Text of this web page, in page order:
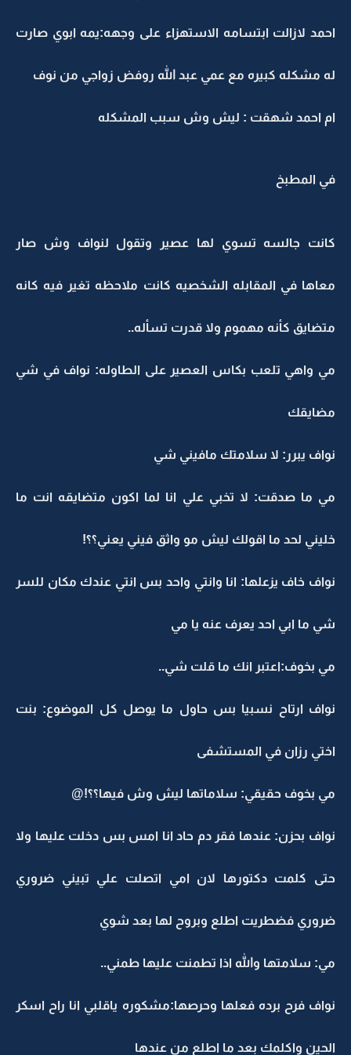
احمد لازالت ابتسامه الاستهزاء على وجهه:يمه ابوي صارت
له مشكله كبيره مع عمي عبد الله روفض زواجي من نوف
ام احمد شهقت : ليش وش سبب المشكله
في المطبخ
كانت جالسه تسوي لها عصير وتقول لنواف وش صار
معاها في المقابله الشخصيه كانت ملاحظه تغير فيه كانه
متضايق كأنه مهموم ولا قدرت تسأله..
مي واهي تلعب بكاس العصير على الطاوله: نواف في شي
مضايقك
نواف يبرر: لا سلامتك مافيني شي
مي ما صدقت: لا تخبي علي انا لما اكون متضايقه انت ما
خليني لحد ما اقولك ليش مو واثق فيني يعني؟؟!
نواف خاف يزعلها: انا وانتي واحد بس انتي عندك مكان للسر
شي ما ابي احد يعرف عنه يا مي
مي بخوف:اعتبر انك ما قلت شي..
نواف ارتاح نسبيا بس حاول ما يوصل كل الموضوع: بنت
اختي رزان في المستشفى
مي بخوف حقيقي: سلاماتها ليش وش فيها؟؟!@
نواف بحزن: عندها فقر دم حاد انا امس بس دخلت عليها ولا
حتى كلمت دكتورها لان امي اتصلت علي تبيني ضروري
ضروري فضطريت اطلع وبروح لها بعد شوي
مي: سلامتها والله اذا تطمنت عليها طمني..
نواف فرح برده فعلها وحرصها:مشكوره ياقلبي انا راح اسكر
الحين واكلمك بعد ما اطلع من عندها